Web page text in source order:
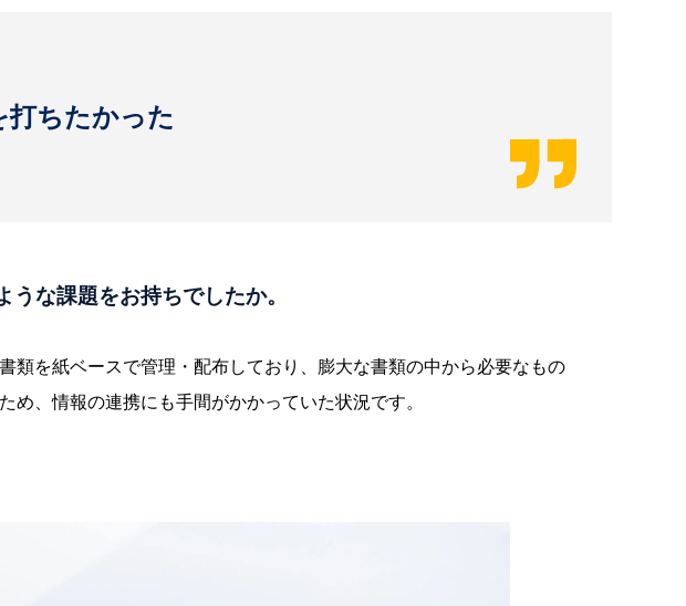
打ちたかった
な課題をお持ちでしたか。
類を紙ベースで管理・配布しており、膨大な書類の中から必要なもの
、情報の連携にも手間がかかっていた状況です。